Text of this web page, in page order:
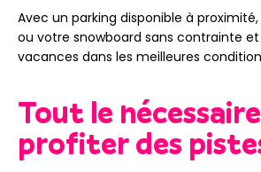
Avec un parking disponible à
ou votre snowboard sans contrainte
vacances dans les meilleures
Tout le
profiter des